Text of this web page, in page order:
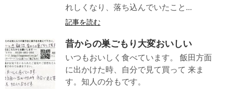
れしくなり、落ち込んでいたこと...
記事を読む
昔からの巣ごもり大変おいしい
いつもおいしく食べています。 飯田方面
に出かけた時、自分で見て買って 来ま
す。知人の分もです。